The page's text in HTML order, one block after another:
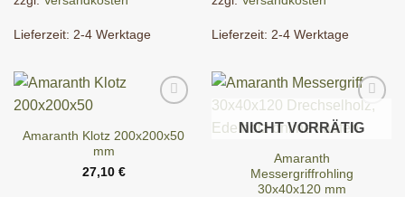
Lieferzeit: 2-4 Werktage Lieferzeit: 2-4 Werktage
Amaranth Klotz 200x200x50
mm
27,10 €
NICHT VORRÄTIG
Amaranth
Messergriffrohling
30x40x120 mm